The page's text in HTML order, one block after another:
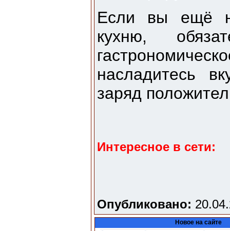
Если вы ещё
кухню,
насладитесь
заряд
Интересное в сети:
Опубликовано:
Новое на сайте